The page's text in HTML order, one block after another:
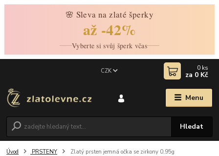
🌸 Sleva na zlaté šperky
až -42%
Vyberte si svůj šperk včas
Menu
CZK
Hledat
0 ks
za 0 Kč
Úvod PRSTENY Zlatý prsten jemná očka se zirkony 0,95g